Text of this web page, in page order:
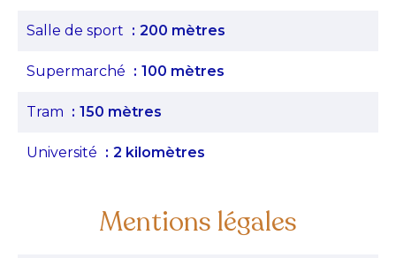
Salle de sport 200 mètres
Supermarché 100 mètres
Tram 150 mètres
Université 2 kilomètres
Mentions légales